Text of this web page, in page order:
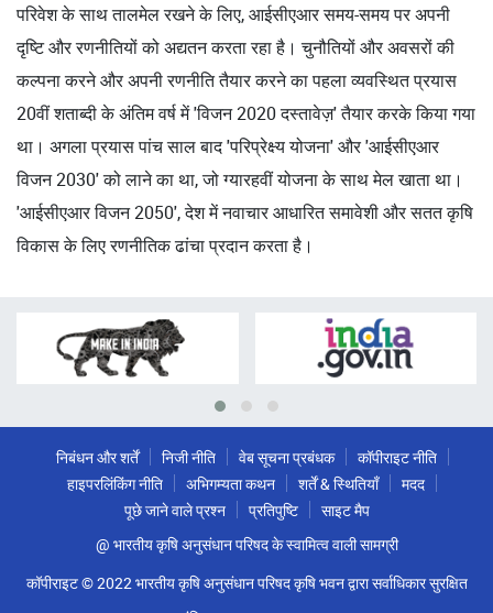
परिवेश के साथ तालमेल रखने के लिए, आईसीएआर समय-समय पर अपनी
दृष्टि और रणनीतियों को अद्यतन करता रहा है। चुनौतियों और अवसरों की
कल्पना करने और अपनी रणनीति तैयार करने का पहला व्यवस्थित प्रयास
20वीं शताब्दी के अंतिम वर्ष में 'विजन 2020 दस्तावेज़' तैयार करके किया गया
था। अगला प्रयास पांच साल बाद 'परिप्रेक्ष्य योजना' और 'आईसीएआर
विजन 2030' को लाने का था, जो ग्यारहवीं योजना के साथ मेल खाता था।
'आईसीएआर विजन 2050', देश में नवाचार आधारित समावेशी और सतत कृषि
विकास के लिए रणनीतिक ढांचा प्रदान करता है।
निबंधन और शर्तें निजी नीति वेब सूचना प्रबंधक
कॉपीराइट नीति
हाइपरलिंकिंग नीति
अभिगम्यता कथन शर्तें & स्थितियाँ
मदद
पूछे जाने वाले प्रश्न
प्रतिपुष्टि
साइट मैप
@ भारतीय कृषि अनुसंधान परिषद के स्वामित्व वाली सामग्री
कॉपीराइट © 2022 भारतीय कृषि अनुसंधान परिषद कृषि भवन द्वारा सर्वाधिकार सुरक्षित